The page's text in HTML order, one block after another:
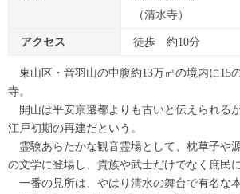
（清水寺）
アクセス 徒歩 約10分
東山区・音羽山の中腹約13万㎡の境内に15
寺。
開山は平安京遷都よりも古いと伝えられる
江戸初期の再建だという。
霊験あらたかな観音霊場として、枕草子や
の文学に登場し、貴族や武士だけでなく庶民
一番の見所は、やはり清水の舞台で有名な本